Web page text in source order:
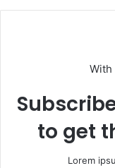
With
to get
Lorem